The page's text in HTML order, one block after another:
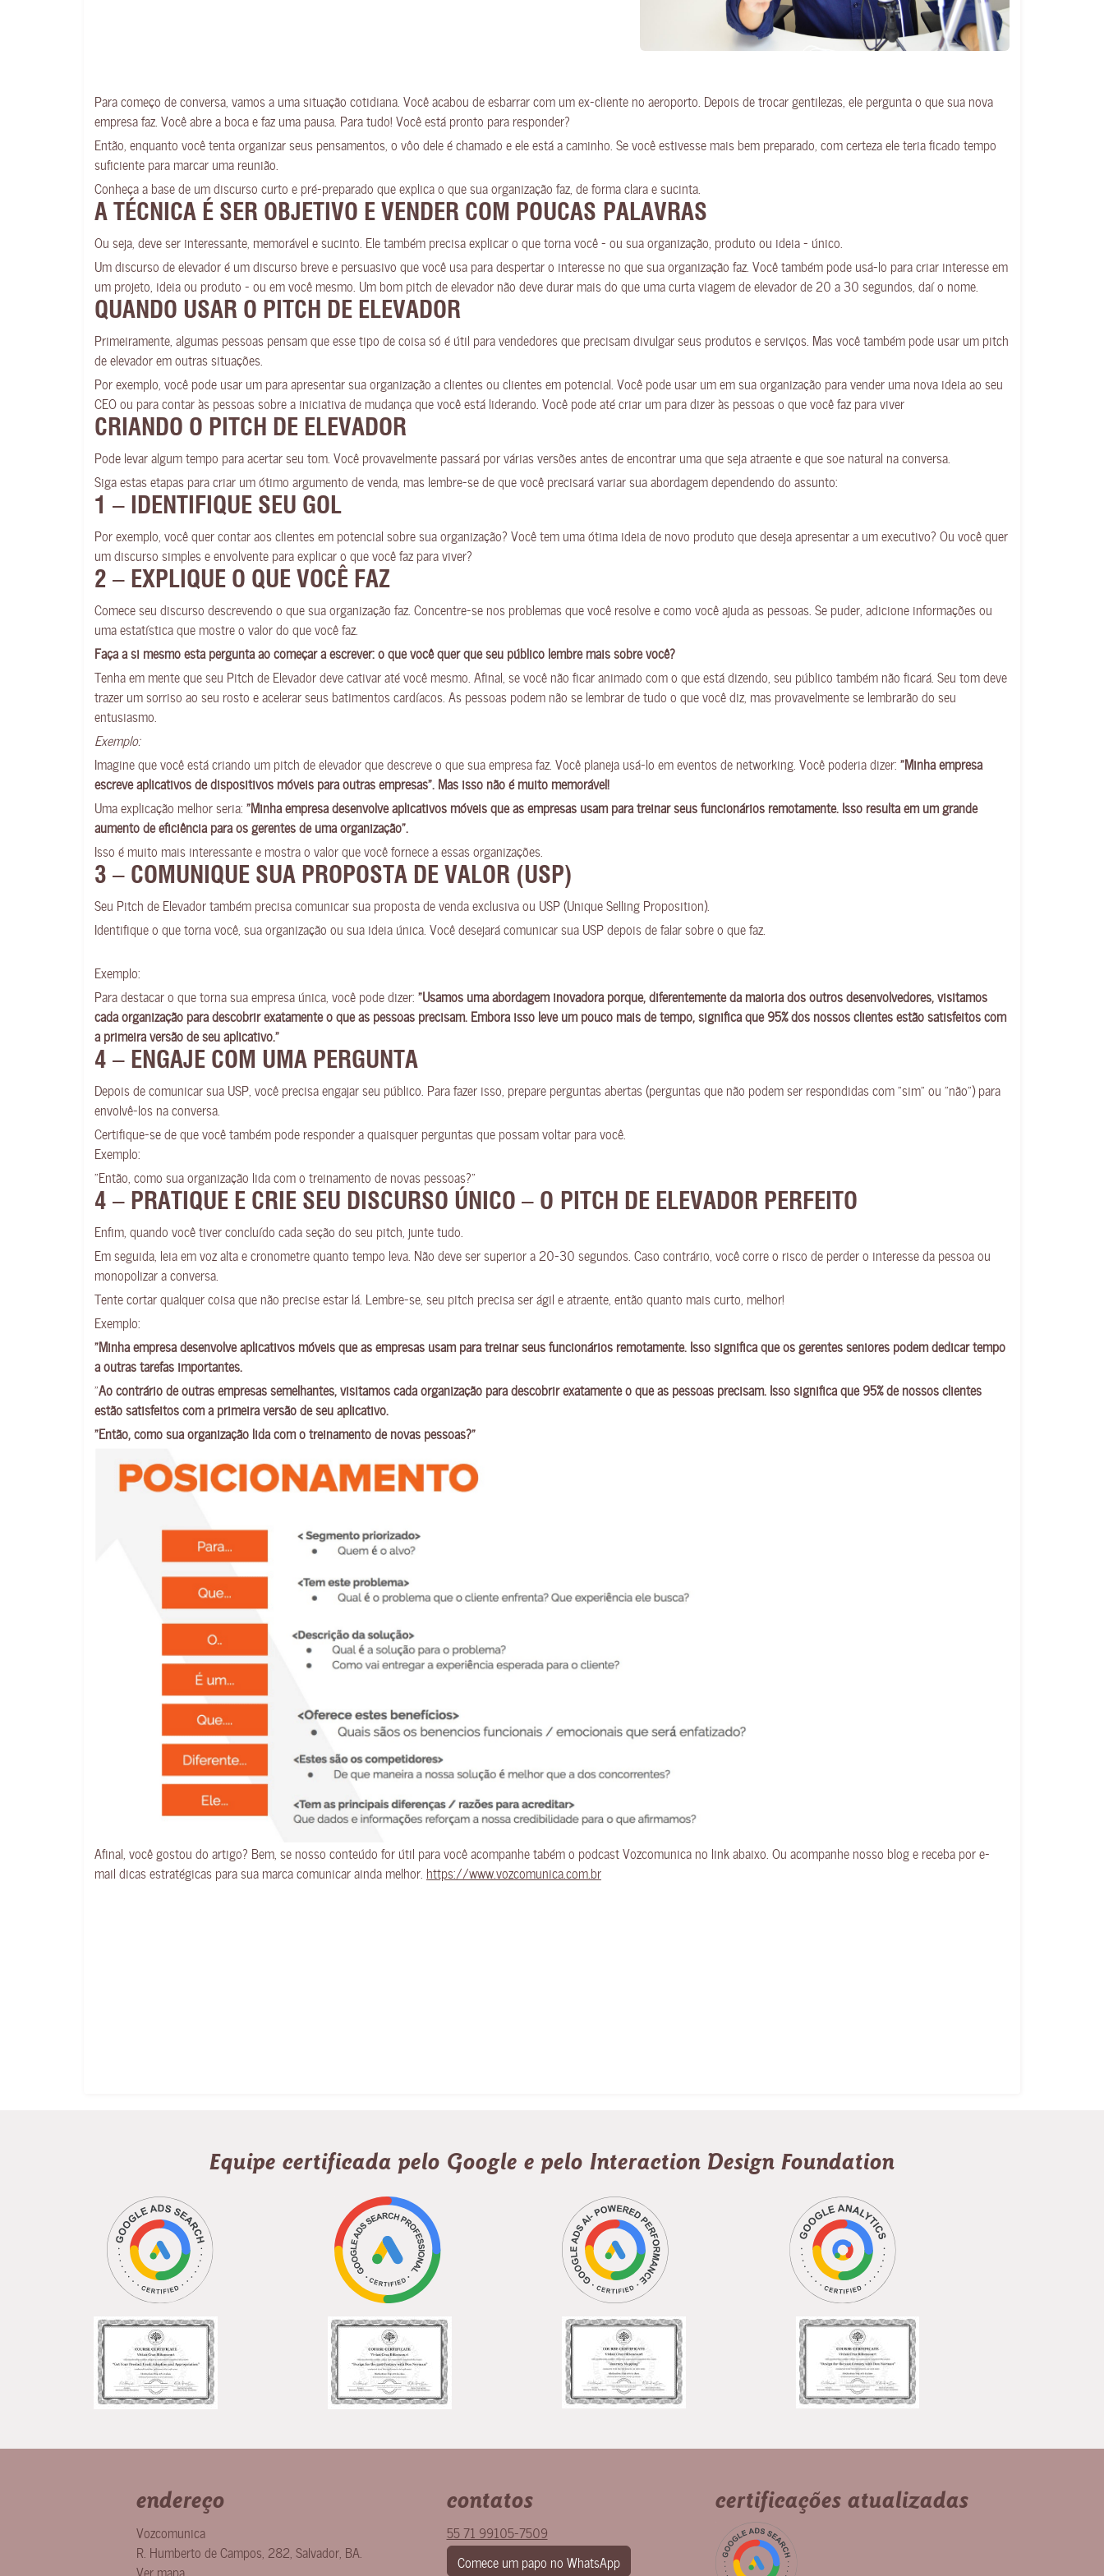
Para começo de conversa, vamos a uma situação cotidiana. Você acabou de esbarrar com um ex-cliente no aeroporto. Depois de trocar gentilezas, ele pergunta o que sua nova
empresa faz. Você abre a boca e faz uma pausa. Para tudo! Você está pronto para responder?
Então, enquanto você tenta organizar seus pensamentos, o vôo dele é chamado e ele está a caminho. Se você estivesse mais bem preparado, com certeza ele teria ficado tempo
suficiente para marcar uma reunião.
Conheça a base de um discurso curto e pré-preparado que explica o que sua organização faz, de forma clara e sucinta.
A TÉCNICA É SER OBJETIVO E VENDER COM POUCAS PALAVRAS
Ou seja, deve ser interessante, memorável e sucinto. Ele também precisa explicar o que torna você – ou sua organização, produto ou ideia – único.
Um discurso de elevador é um discurso breve e persuasivo que você usa para despertar o interesse no que sua organização faz. Você também pode usá-lo para criar interesse em
um projeto, ideia ou produto – ou em você mesmo. Um bom pitch de elevador não deve durar mais do que uma curta viagem de elevador de 20 a 30 segundos, daí o nome.
QUANDO USAR O PITCH DE ELEVADOR
Primeiramente, algumas pessoas pensam que esse tipo de coisa só é útil para vendedores que precisam divulgar seus produtos e serviços. Mas você também pode usar um pitch
de elevador em outras situações.
Por exemplo, você pode usar um para apresentar sua organização a clientes ou clientes em potencial. Você pode usar um em sua organização para vender uma nova ideia ao seu
CEO ou para contar às pessoas sobre a iniciativa de mudança que você está liderando. Você pode até criar um para dizer às pessoas o que você faz para viver
CRIANDO O PITCH DE ELEVADOR
Pode levar algum tempo para acertar seu tom. Você provavelmente passará por várias versões antes de encontrar uma que seja atraente e que soe natural na conversa.
Siga estas etapas para criar um ótimo argumento de venda, mas lembre-se de que você precisará variar sua abordagem dependendo do assunto:
1 – IDENTIFIQUE SEU GOL
Por exemplo, você quer contar aos clientes em potencial sobre sua organização? Você tem uma ótima ideia de novo produto que deseja apresentar a um executivo? Ou você quer
um discurso simples e envolvente para explicar o que você faz para viver?
2 – EXPLIQUE O QUE VOCÊ FAZ
Comece seu discurso descrevendo o que sua organização faz. Concentre-se nos problemas que você resolve e como você ajuda as pessoas. Se puder, adicione informações ou
uma estatística que mostre o valor do que você faz.
Faça a si mesmo esta pergunta ao começar a escrever: o que você quer que seu público lembre mais sobre você?
Tenha em mente que seu Pitch de Elevador deve cativar até você mesmo. Afinal, se você não ficar animado com o que está dizendo, seu público também não ficará. Seu tom deve
trazer um sorriso ao seu rosto e acelerar seus batimentos cardíacos. As pessoas podem não se lembrar de tudo o que você diz, mas provavelmente se lembrarão do seu
entusiasmo.
Exemplo:
Imagine que você está criando um pitch de elevador que descreve o que sua empresa faz. Você planeja usá-lo em eventos de networking. Você poderia dizer: “Minha empresa
escreve aplicativos de dispositivos móveis para outras empresas”. Mas isso não é muito memorável!
Uma explicação melhor seria: “Minha empresa desenvolve aplicativos móveis que as empresas usam para treinar seus funcionários remotamente. Isso resulta em um grande
aumento de eficiência para os gerentes de uma organização”.
Isso é muito mais interessante e mostra o valor que você fornece a essas organizações.
3 – COMUNIQUE SUA PROPOSTA DE VALOR (USP)
Seu Pitch de Elevador também precisa comunicar sua proposta de venda exclusiva ou USP (Unique Selling Proposition).
Identifique o que torna você, sua organização ou sua ideia única. Você desejará comunicar sua USP depois de falar sobre o que faz.
Exemplo:
Para destacar o que torna sua empresa única, você pode dizer: “Usamos uma abordagem inovadora porque, diferentemente da maioria dos outros desenvolvedores, visitamos
cada organização para descobrir exatamente o que as pessoas precisam. Embora isso leve um pouco mais de tempo, significa que 95% dos nossos clientes estão satisfeitos com
a primeira versão de seu aplicativo.”
4 – ENGAJE COM UMA PERGUNTA
Depois de comunicar sua USP, você precisa engajar seu público. Para fazer isso, prepare perguntas abertas (perguntas que não podem ser respondidas com “sim” ou “não”) para
envolvê-los na conversa.
Certifique-se de que você também pode responder a quaisquer perguntas que possam voltar para você.
Exemplo:
“Então, como sua organização lida com o treinamento de novas pessoas?”
4 – PRATIQUE E CRIE SEU DISCURSO ÚNICO – O PITCH DE ELEVADOR PERFEITO
Enfim, quando você tiver concluído cada seção do seu pitch, junte tudo.
Em seguida, leia em voz alta e cronometre quanto tempo leva. Não deve ser superior a 20-30 segundos. Caso contrário, você corre o risco de perder o interesse da pessoa ou
monopolizar a conversa.
Tente cortar qualquer coisa que não precise estar lá. Lembre-se, seu pitch precisa ser ágil e atraente, então quanto mais curto, melhor!
Exemplo:
“Minha empresa desenvolve aplicativos móveis que as empresas usam para treinar seus funcionários remotamente. Isso significa que os gerentes seniores podem dedicar tempo
a outras tarefas importantes.
“Ao contrário de outras empresas semelhantes, visitamos cada organização para descobrir exatamente o que as pessoas precisam. Isso significa que 95% de nossos clientes
estão satisfeitos com a primeira versão de seu aplicativo.
“Então, como sua organização lida com o treinamento de novas pessoas?”
Afinal, você gostou do artigo? Bem, se nosso conteúdo for útil para você acompanhe tabém o podcast Vozcomunica no link abaixo. Ou acompanhe nosso blog e receba por e-
mail dicas estratégicas para sua marca comunicar ainda melhor. https://www.vozcomunica.com.br
Equipe certificada pelo Google e pelo Interaction Design Foundation
endereço
Vozcomunica
R. Humberto de Campos, 282 Salvador, BA
Ver mapa
contatos
55 71 99105-7509
Comece um papo no WhatsApp
certificações atualizadas